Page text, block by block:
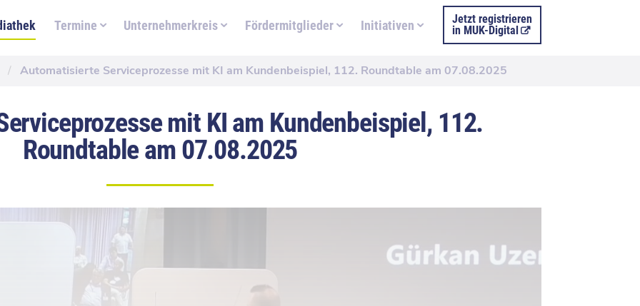
Termine Unternehmerkreis Fördermitglieder Initiativen
Jetzt registrieren
in MUK-Digital
/ Automatisierte Serviceprozesse mit KI am Kundenbeispiel, 112. Roundtable am 07.08.2025
mit KI am Kundenbeispiel, 112.
Roundtable am 07.08.2025